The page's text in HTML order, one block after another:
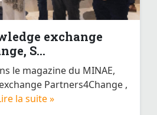
exchange
S...
le magazine du MINAE,
Partners4Change ,
la suite »